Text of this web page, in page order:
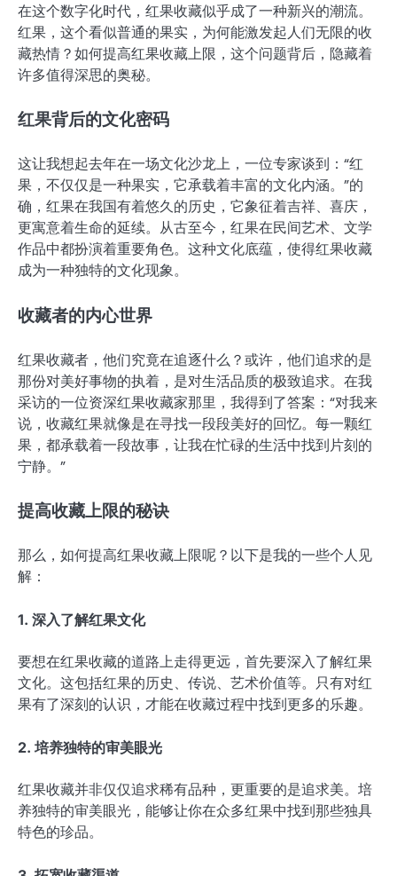
在这个数字化时代，红果收藏似乎成了一种新兴的潮流。
红果，这个看似普通的果实，为何能激发起人们无限的收
藏热情？如何提高红果收藏上限，这个问题背后，隐藏着
许多值得深思的奥秘。
红果背后的文化密码
这让我想起去年在一场文化沙龙上，一位专家谈到：“红
果，不仅仅是一种果实，它承载着丰富的文化内涵。”的
确，红果在我国有着悠久的历史，它象征着吉祥、喜庆，
更寓意着生命的延续。从古至今，红果在民间艺术、文学
作品中都扮演着重要角色。这种文化底蕴，使得红果收藏
成为一种独特的文化现象。
收藏者的内心世界
红果收藏者，他们究竟在追逐什么？或许，他们追求的是
那份对美好事物的执着，是对生活品质的极致追求。在我
采访的一位资深红果收藏家那里，我得到了答案：“对我来
说，收藏红果就像是在寻找一段段美好的回忆。每一颗红
果，都承载着一段故事，让我在忙碌的生活中找到片刻的
宁静。”
提高收藏上限的秘诀
那么，如何提高红果收藏上限呢？以下是我的一些个人见
解：
1. 深入了解红果文化
要想在红果收藏的道路上走得更远，首先要深入了解红果
文化。这包括红果的历史、传说、艺术价值等。只有对红
果有了深刻的认识，才能在收藏过程中找到更多的乐趣。
2. 培养独特的审美眼光
红果收藏并非仅仅追求稀有品种，更重要的是追求美。培
养独特的审美眼光，能够让你在众多红果中找到那些独具
特色的珍品。